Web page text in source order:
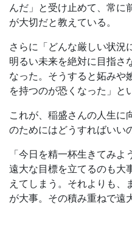
んだ」と受け止めて、常に
が大切だと教えている。
さらに「どんな厳しい状況
明るい未来を絶対に目指さ
なった。そうすると妬みや
を持つのが恐くなった」と
これが、稲盛さんの人生に
のためにはどうすればいい
「今日を精一杯生きてみよ
遠大な目標を立てるのも大
えてしまう。それよりも、
が大事。その積み重ねで遠